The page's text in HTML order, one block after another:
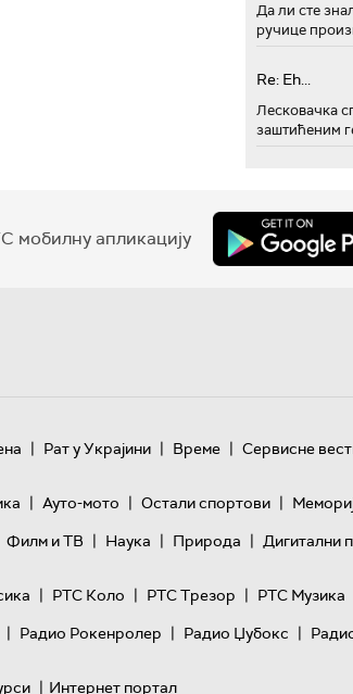
Да ли сте
ручице
Re: Eh...
Лесковачка
заштићеним
мобилну апликацију
| Рат у Украјини | Време | Сервисне
| Ауто-мото | Остали спортови |
Филм и ТВ | Наука | Природа | Дигитални
| РТС Коло | РТС Трезор | РТС Музика
| Радио Рокенролер | Радио Џубокс |
| Интернет портал